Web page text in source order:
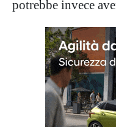
potrebbe invece